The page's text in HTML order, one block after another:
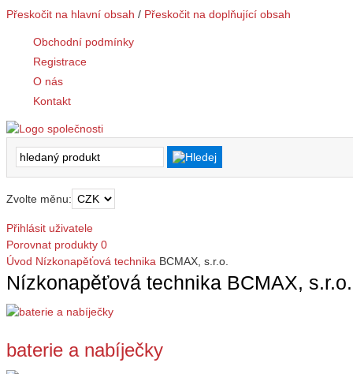
Přeskočit na hlavní obsah / Přeskočit na doplňující obsah
Obchodní podmínky
Registrace
O nás
Kontakt
Zvolte měnu:
Přihlásit uživatele
Porovnat produkty 0
Úvod Nízkonapěťová technika BCMAX, s.r.o.
Nízkonapěťová technika BCMAX, s.r.o.
baterie a nabíječky